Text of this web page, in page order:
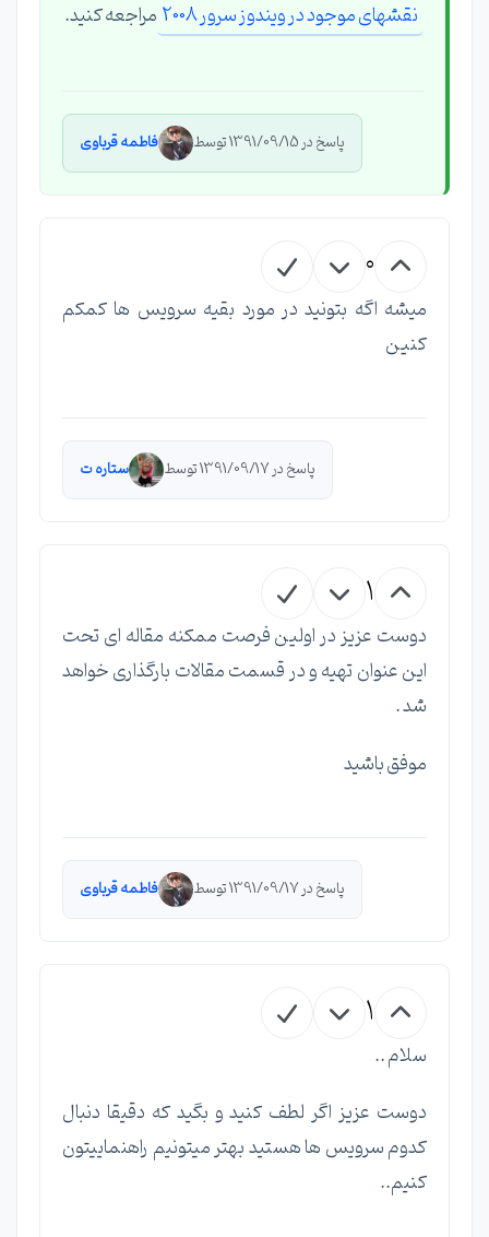
نقشهای موجود در ویندوز سرور 2008
مراجعه کنید.
پاسخ در 1391/09/15 توسط فاطمه قرباوی
0
میشه اگه بتونید در مورد بقیه سرویس ها کمکم
کنین
پاسخ در 1391/09/17 توسط ستاره ت
1
دوست عزیز در اولین فرصت ممکنه مقاله ای تحت
این عنوان تهیه و در قسمت مقالات بارگذاری خواهد
شد .
موفق باشید
پاسخ در 1391/09/17 توسط فاطمه قرباوی
1
سلام ..
دوست عزیز اگر لطف کنید و بگید که دقیقا دنبال
کدوم سرویس ها هستید بهتر میتونیم راهنماییتون
کنیم..